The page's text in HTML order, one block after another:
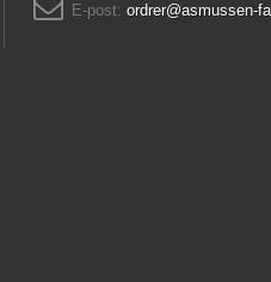
E-post: ordrer@asmussen-